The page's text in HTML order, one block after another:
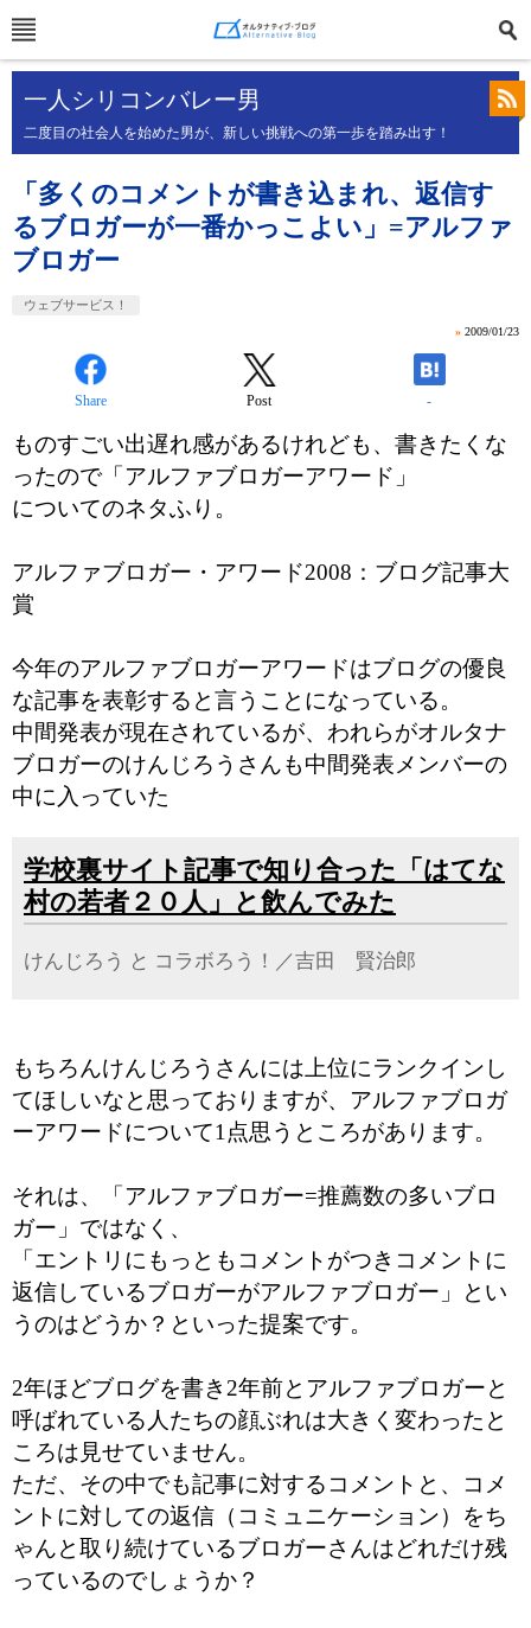
一人シリコンバレー男
二度目の社会人を始めた男が、新しい挑戦への第一歩を踏み出す！
「多くのコメントが書き込まれ、返信す
るブロガーが一番かっこよい」=アルファ
ブロガー
ウェブサービス！
» 2009/01/23
Share Post -
ものすごい出遅れ感があるけれども、書きたくな
ったので「アルファブロガーアワード」
についてのネタふり。
アルファブロガー・アワード2008：ブログ記事大
賞
今年のアルファブロガーアワードはブログの優良
な記事を表彰すると言うことになっている。
中間発表が現在されているが、われらがオルタナ
ブロガーのけんじろうさんも中間発表メンバーの
中に入っていた
学校裏サイト記事で知り合った「はてな
村の若者２０人」と飲んでみた
けんじろう と コラボろう！／吉田 賢治郎
もちろんけんじろうさんには上位にランクインし
てほしいなと思っておりますが、アルファブロガ
ーアワードについて1点思うところがあります。
それは、「アルファブロガー=推薦数の多いブロ
ガー」ではなく、
「エントリにもっともコメントがつきコメントに
返信しているブロガーがアルファブロガー」とい
うのはどうか？といった提案です。
2年ほどブログを書き2年前とアルファブロガーと
呼ばれている人たちの顔ぶれは大きく変わったと
ころは見せていません。
ただ、その中でも記事に対するコメントと、コメ
ントに対しての返信（コミュニケーション）をち
ゃんと取り続けているブロガーさんはどれだけ残
っているのでしょうか？